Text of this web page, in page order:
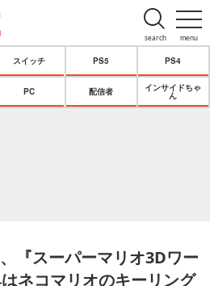
menu
search
スイッチ PS5 PS4
PC 配信者
インサイドちゃ
ん
『スーパーマリオ3Dワー
ネコマリオのキーリング